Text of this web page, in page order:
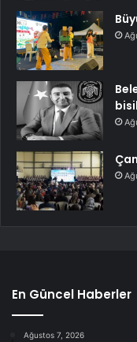
En Güncel Haberler
Ağustos 7, 2026